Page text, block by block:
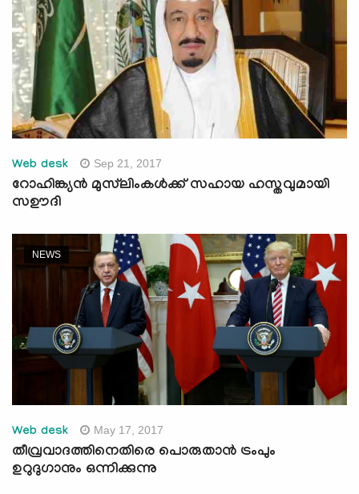
Web desk Sep 21, 2017
റോഹിങ്ക്യന്‍ മുസ്‌ലിംകള്‍ക്ക് സഹായ ഹസ്തവുമായി
സഊദി
NEWS
Web desk May 17, 2017
തീവ്രവാദത്തിനെതിരെ പൊരുതാന്‍ ട്രംപും
ഉറുദുഗാനും ഒന്നിക്കുന്നു